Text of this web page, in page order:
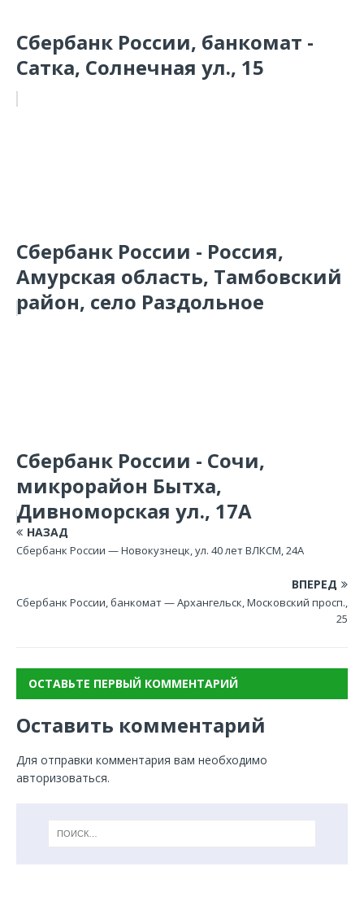
Сбербанк России, банкомат -
Сатка, Солнечная ул., 15
Сбербанк России - Россия,
Амурская область, Тамбовский
район, село Раздольное
Сбербанк России - Сочи,
микрорайон Бытха,
Дивноморская ул., 17А
НАЗАД
Сбербанк России — Новокузнецк, ул. 40 лет ВЛКСМ, 24А
ВПЕРЕД
Сбербанк России, банкомат — Архангельск, Московский просп.,
25
ОСТАВЬТЕ ПЕРВЫЙ КОММЕНТАРИЙ
Оставить комментарий
Для отправки комментария вам необходимо
авторизоваться.